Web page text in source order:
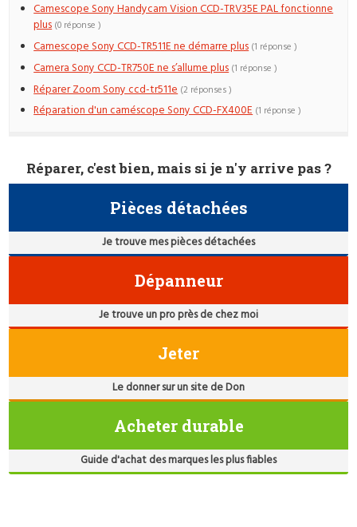
Camescope Sony Handycam Vision CCD-TRV35E PAL fonctionne
plus (0 réponse )
Camescope Sony CCD-TR511E ne démarre plus (1 réponse )
Camera Sony CCD-TR750E ne s’allume plus (1 réponse )
Réparer Zoom Sony ccd-tr511e (2 réponses )
Réparation d'un caméscope Sony CCD-FX400E (1 réponse )
Réparer, c'est bien, mais si je n'y arrive pas ?
Pièces détachées
Je trouve mes pièces détachées
Dépanneur
Je trouve un pro près de chez moi
Jeter
Le donner sur un site de Don
Acheter durable
Guide d'achat des marques les plus fiables